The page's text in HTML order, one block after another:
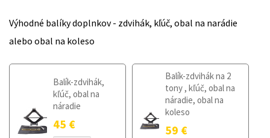
Výhodné balíky doplnkov - zdvihák, kľúč, obal na narádie
alebo obal na koleso
Balík-zdvihák,
kľúč, obal na
náradie
45 €
Balík-zdvihák na 2
tony , kľúč, obal na
náradie, obal na
koleso
59 €